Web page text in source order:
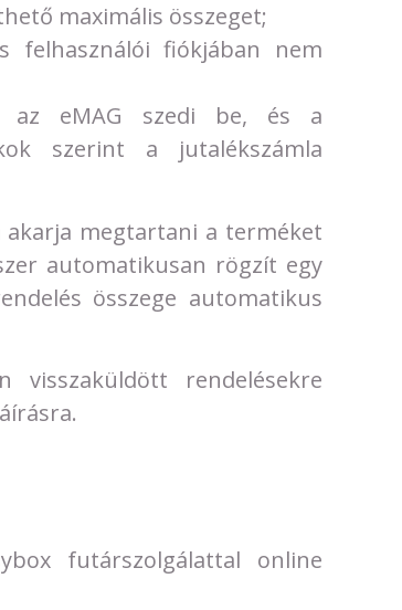
maximális összeget;
felhasználói fiókjában nem
az eMAG szedi be, és a
szerint a jutalékszámla
megtartani a terméket
automatikusan rögzít egy
összege automatikus
visszaküldött rendelésekre
futárszolgálattal online